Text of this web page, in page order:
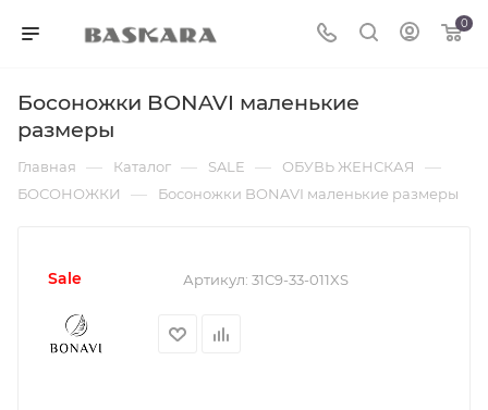
0
Босоножки BONAVI маленькие
размеры
Главная — Каталог — SALE — ОБУВЬ ЖЕНСКАЯ —
БОСОНОЖКИ — Босоножки BONAVI маленькие размеры
sale Артикул: 31C9-33-011XS